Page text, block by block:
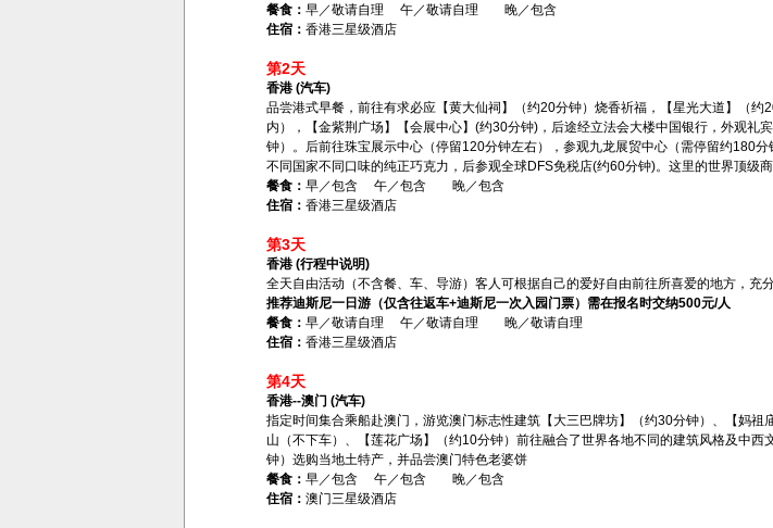
餐食：早／敬请自理 午／敬请自理 晚／包含
住宿：香港三星级酒店
第2天
香港 (汽车)
品尝港式早餐，前往有求必应【黄大仙祠】（约20分钟）烧香祈福，【星光大道】（
内），【金紫荆广场】【会展中心】(约30分钟)，后途经立法会大楼中国银行，外观礼
钟）。后前往珠宝展示中心（停留120分钟左右），参观九龙展贸中心（需停留约180
不同国家不同口味的纯正巧克力，后参观全球DFS免税店(约60分钟)。这里的世界顶级商
餐食：早／包含 午／包含 晚／包含
住宿：香港三星级酒店
第3天
香港 (行程中说明)
全天自由活动（不含餐、车、导游）客人可根据自己的爱好自由前往所喜爱的地方，充
推荐迪斯尼一日游（仅含往返车+迪斯尼一次入园门票）需在报名时交纳500元/人
餐食：早／敬请自理 午／敬请自理 晚／敬请自理
住宿：香港三星级酒店
第4天
香港--澳门 (汽车)
指定时间集合乘船赴澳门，游览澳门标志性建筑【大三巴牌坊】（约30分钟）、【妈
山（不下车）、【莲花广场】（约10分钟）前往融合了世界各地不同的建筑风格及中
钟）选购当地土特产，并品尝澳门特色老婆饼
餐食：早／包含 午／包含 晚／包含
住宿：澳门三星级酒店